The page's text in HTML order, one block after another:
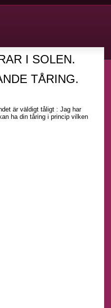
I SOLEN.
TÅRING.
är väldigt tåligt : Jag har
ha din tåring i princip vilken